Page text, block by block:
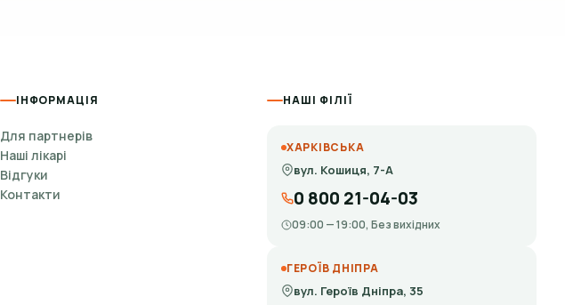
ІНФОРМАЦІЯ
Для партнерів
Наші лікарі
Відгуки
Контакти
НАШІ ФІЛІЇ
ХАРКІВСЬКА
вул. Кошиця, 7-А
0 800 21-04-03
09:00 — 19:00, Без вихідних
ГЕРОЇВ ДНІПРА
вул. Героїв Дніпра, 35